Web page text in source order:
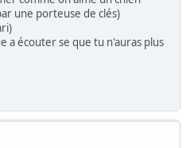
une porteuse de clés)
a écouter se que tu n'auras plus